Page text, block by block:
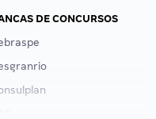
DE CONCURSOS